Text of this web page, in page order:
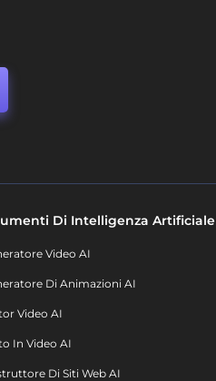
Di Intelligenza Artificiale
Video AI
Di Animazioni AI
Video AI
In Video AI
Di Siti Web AI